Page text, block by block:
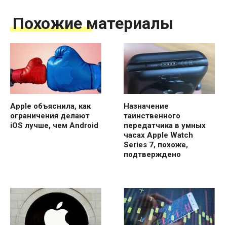
Похожие материалы
Apple объяснила, как
ограничения делают
iOS лучше, чем Android
Назначение
таинственного
передатчика в умных
часах Apple Watch
Series 7, похоже,
подтверждено